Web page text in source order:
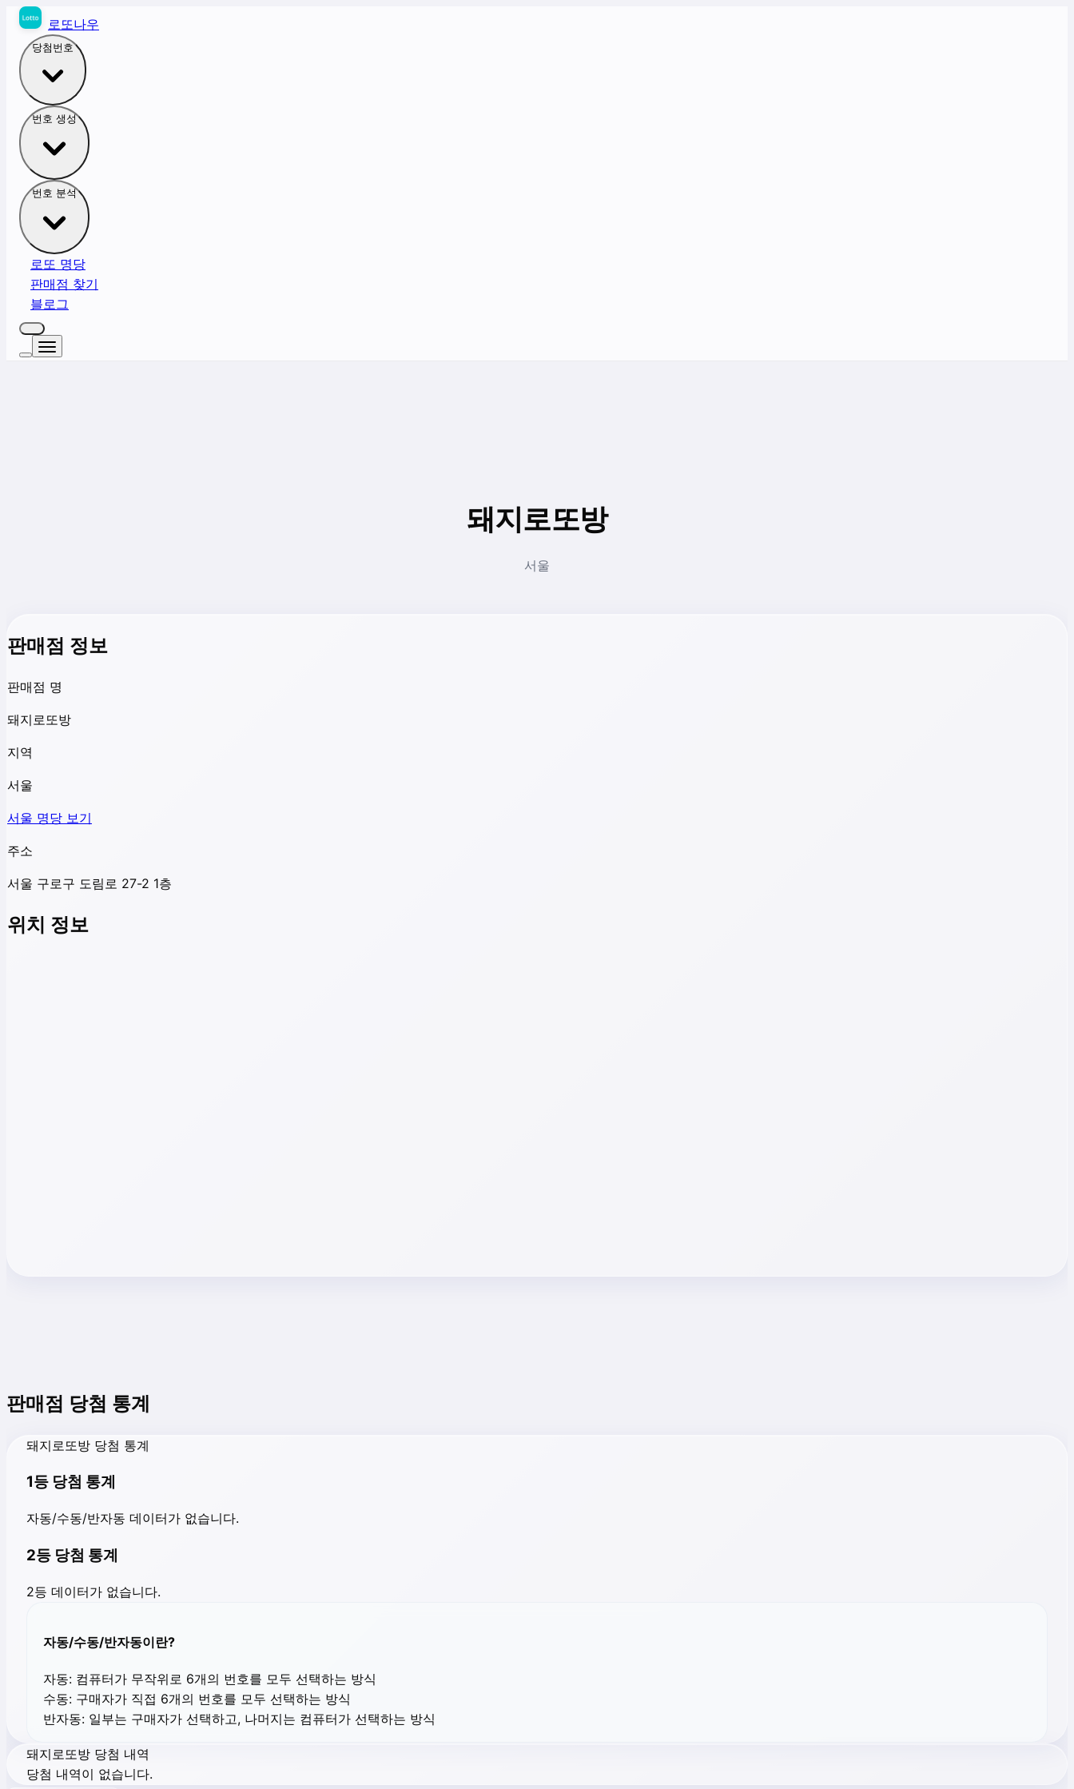
로또나우
당첨번호
번호 생성
번호 분석
로또 명당
판매점 찾기
블로그
돼지로또방
서울
판매점 정보
판매점 명
돼지로또방
지역
서울
서울 명당 보기
주소
서울 구로구 도림로 27-2 1층
위치 정보
판매점 당첨 통계
돼지로또방 당첨 통계
1등 당첨 통계
자동/수동/반자동 데이터가 없습니다.
2등 당첨 통계
2등 데이터가 없습니다.
자동/수동/반자동이란?
자동: 컴퓨터가 무작위로 6개의 번호를 모두 선택하는 방식
수동: 구매자가 직접 6개의 번호를 모두 선택하는 방식
반자동: 일부는 구매자가 선택하고, 나머지는 컴퓨터가 선택하는 방식
돼지로또방 당첨 내역
당첨 내역이 없습니다.